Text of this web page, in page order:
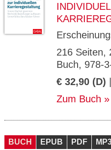
216 Seiten,
Buch, 978-
€ 32,90 (D)
Zum Buch
BUCH EPUB PDF